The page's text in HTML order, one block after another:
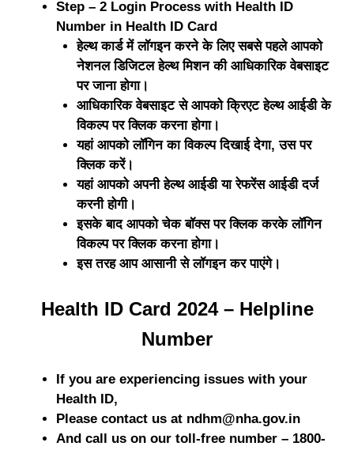
Step – 2 Login Process with Health ID
Number in Health ID Card
हेल्थ कार्ड में लॉगइन करने के लिए सबसे पहले आपको
नेशनल डिजिटल हेल्थ मिशनकी आधिकारिक वेबसाइट
पर जाना होगा।
आधिकारिक वेबसाइट से आपको क्रिएट हेल्थ आईडी के
विकल्प पर क्लिक करना होगा।
यहां आपको लॉगिन का विकल्प दिखाई देगा, उस पर
क्लिक करें।
यहां आपको अपनी हेल्थ आईडी या रेफरेंस आईडी दर्ज
करनी होगी।
इसके बाद आपको चेक बॉक्स पर क्लिक करके लॉगिन
विकल्प पर क्लिक करना होगा।
इस तरह आप आसानी से लॉगइन कर पाएंगे।
Health ID Card 2024 – Helpline
Number
If you are experiencing issues with your
Health ID,
Please contact us at ndhm@nha.gov.in
And call us on our toll-free number – 1800-